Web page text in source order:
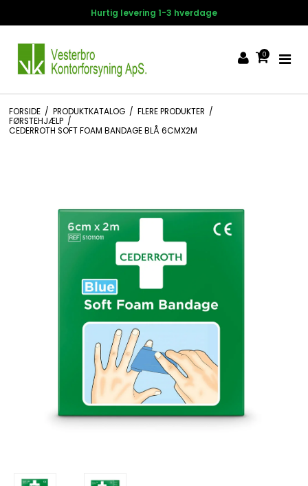
Hurtig levering 1-3 hverdage
0
FORSIDE / PRODUKTKATALOG / FLERE PRODUKTER /
FØRSTEHJÆLP /
CEDERROTH SOFT FOAM BANDAGE BLÅ 6CMX2M